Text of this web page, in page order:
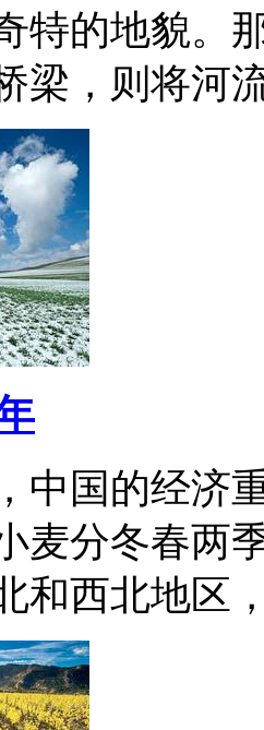
特的地貌。
梁，则将
中国的经济
麦分冬春两
和西北地